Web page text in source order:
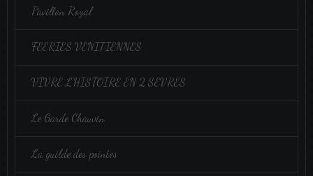
Pavillon Royal
FEERIES VENITIENNES
VIVRE L'HISTOIRE EN 2 SEVRES
Le Garde Chauvin
La guilde des pointes